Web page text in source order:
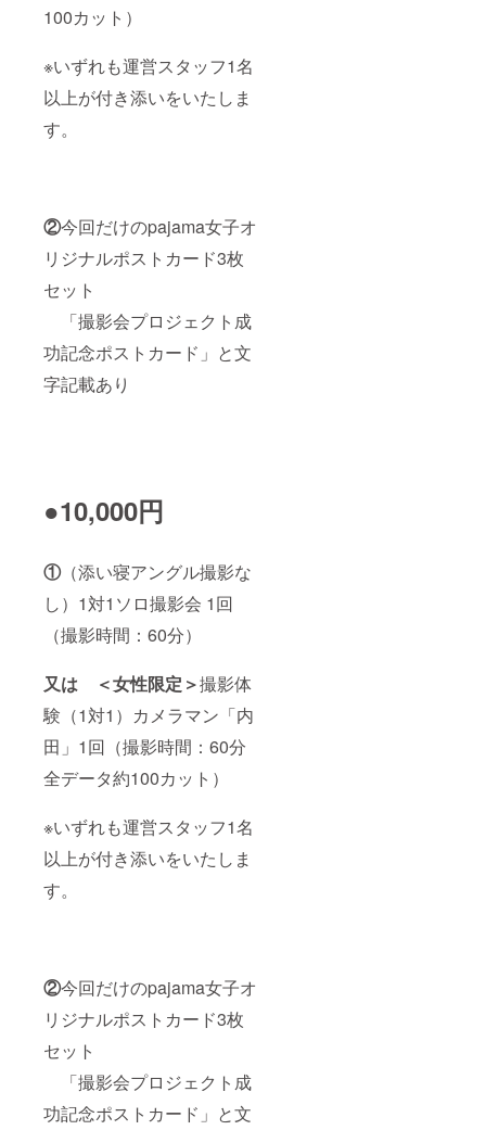
100カット）
※いずれも運営スタッフ1名
以上が付き添いをいたしま
す。
②今回だけのpajama女子オ
リジナルポストカード3枚
セット
「撮影会プロジェクト成
功記念ポストカード」と文
字記載あり
●10,000円
①（添い寝アングル撮影な
し）1対1ソロ撮影会 1回
（撮影時間：60分）
又は ＜女性限定＞撮影体
験（1対1）カメラマン「内
田」1回（撮影時間：60分
全データ約100カット）
※いずれも運営スタッフ1名
以上が付き添いをいたしま
す。
②今回だけのpajama女子オ
リジナルポストカード3枚
セット
「撮影会プロジェクト成
功記念ポストカード」と文